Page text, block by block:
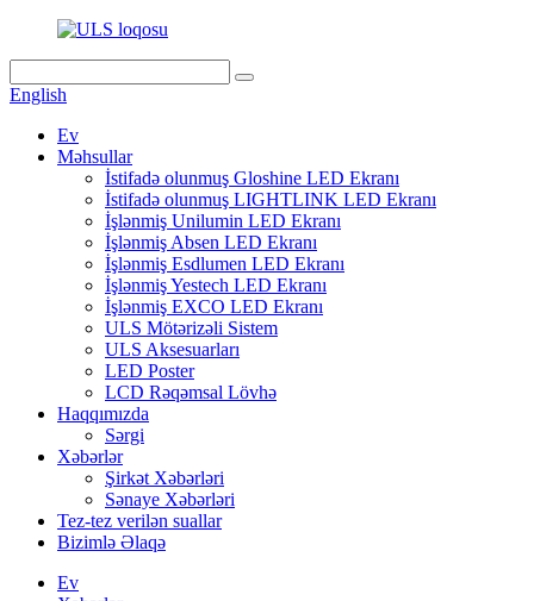
English
Ev
Məhsullar
İstifadə olunmuş Gloshine LED Ekranı
İstifadə olunmuş LIGHTLINK LED Ekranı
İşlənmiş Unilumin LED Ekranı
İşlənmiş Absen LED Ekranı
İşlənmiş Esdlumen LED Ekranı
İşlənmiş Yestech LED Ekranı
İşlənmiş EXCO LED Ekranı
ULS Mötərizəli Sistem
ULS Aksesuarları
LED Poster
LCD Rəqəmsal Lövhə
Haqqımızda
Sərgi
Xəbərlər
Şirkət Xəbərləri
Sənaye Xəbərləri
Tez-tez verilən suallar
Bizimlə Əlaqə
Ev